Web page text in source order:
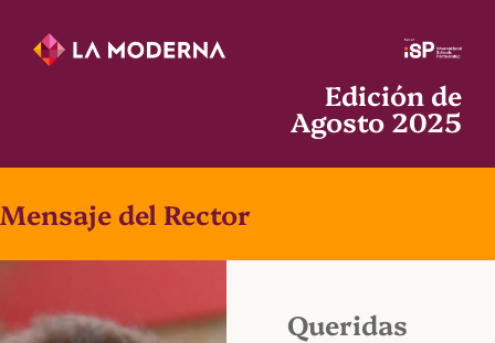
Edición de
Agosto 2025
Mensaje del Rector
Queridas